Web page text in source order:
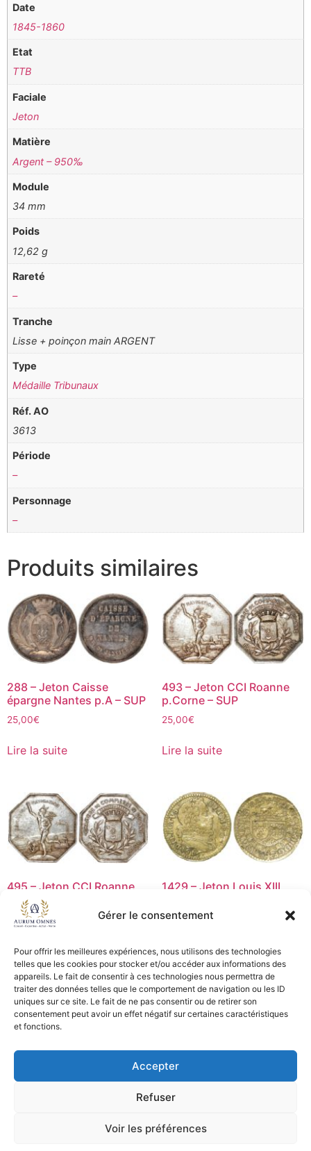
Gérer le consentement
Pour offrir les meilleures expériences, nous utilisons des technologies
telles que les cookies pour stocker et/ou accéder aux informations des
appareils. Le fait de consentir à ces technologies nous permettra de
traiter des données telles que le comportement de navigation ou les ID
uniques sur ce site. Le fait de ne pas consentir ou de retirer son
consentement peut avoir un effet négatif sur certaines caractéristiques
et fonctions.
Accepter
Refuser
Voir les préférences
Date
1845-1860
Etat
TTB
Faciale
Jeton
Matière
Argent – 950‰
Module
34 mm
Poids
12,62 g
Rareté
–
Tranche
Lisse + poinçon main ARGENT
Type
Médaille Tribunaux
Réf. AO
3613
Période
–
Personnage
–
Produits similaires
288 – Jeton Caisse
épargne Nantes p.A – SUP
25,00€
Lire la suite
493 – Jeton CCI Roanne
p.Corne – SUP
25,00€
Lire la suite
495 – Jeton CCI Roanne
p.Sanglier – SUP
25,00€
Lire la suite
1429 – Jeton Louis XIII
30,00€
Ajouter au panier
CGV - CGL
Copyright © 2026 Aurum Omnes